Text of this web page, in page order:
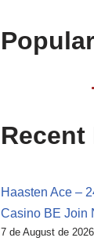
Recent
Haasten Ace –
Casino BE Join
7 de August de 2026